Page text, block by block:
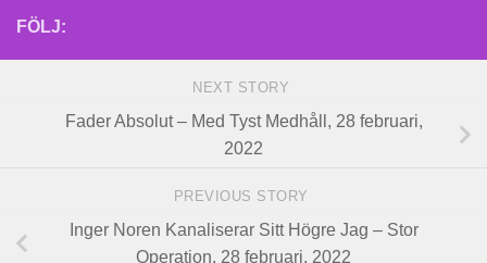
FÖLJ:
NEXT STORY
Fader Absolut – Med Tyst Medhåll, 28 februari,
2022
PREVIOUS STORY
Inger Noren Kanaliserar Sitt Högre Jag – Stor
Operation, 28 februari, 2022